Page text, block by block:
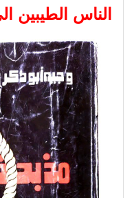
الناس الطيبين